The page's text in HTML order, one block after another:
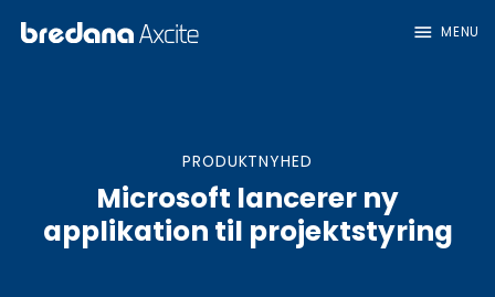
menu MENU
PRODUKTNYHED
Microsoft lancerer ny
applikation til projektstyring